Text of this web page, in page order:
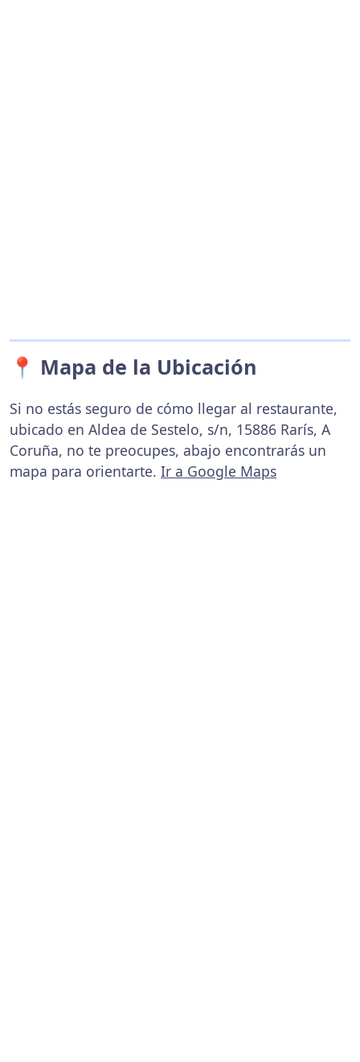
📍 Mapa de la Ubicación
Si no estás seguro de cómo llegar al restaurante,
ubicado en Aldea de Sestelo, s/n, 15886 Rarís, A
Coruña, no te preocupes, abajo encontrarás un
mapa para orientarte. Ir a Google Maps